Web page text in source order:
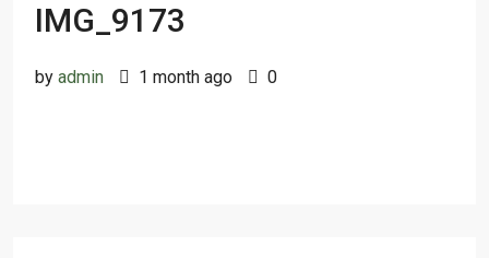
IMG_9173
by admin 1 month ago 0